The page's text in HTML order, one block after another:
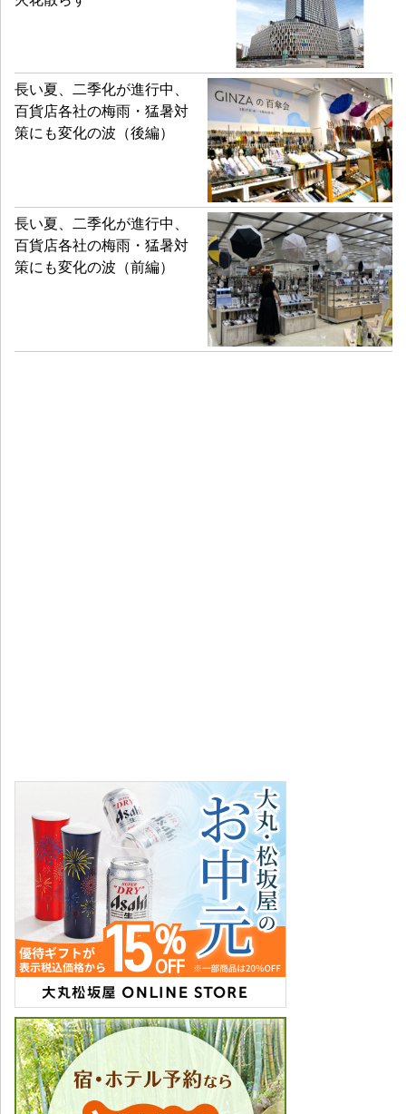
長い夏、二季化が進行中、
百貨店各社の梅雨・猛暑対
策にも変化の波（後編）
長い夏、二季化が進行中、
百貨店各社の梅雨・猛暑対
策にも変化の波（前編）